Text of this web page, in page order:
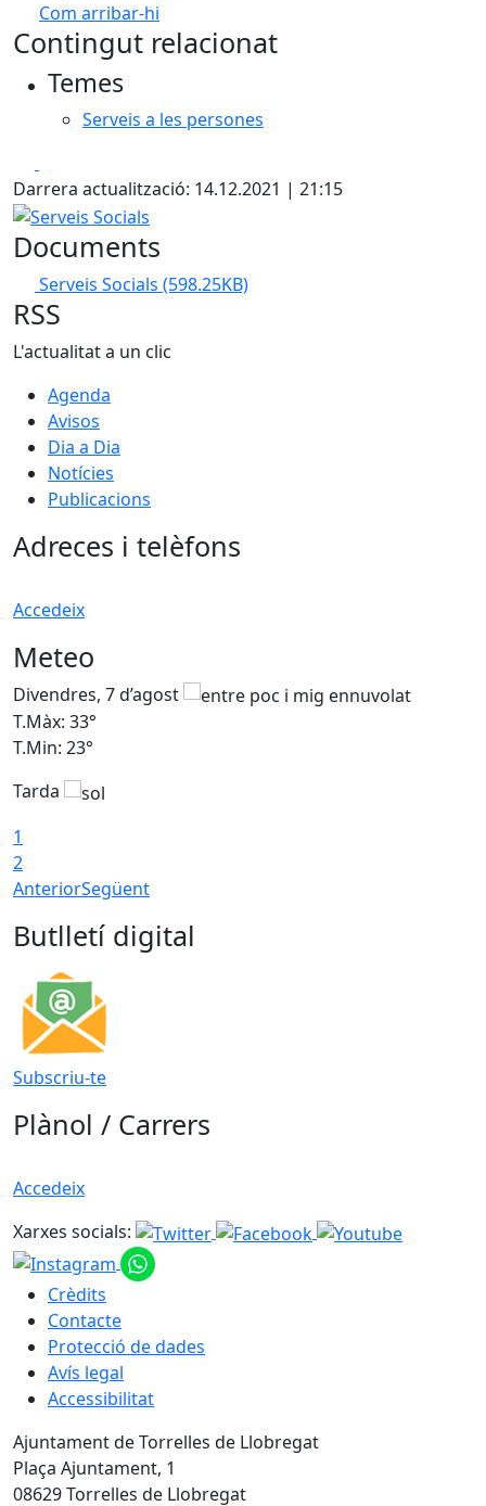
Com arribar-hi
+
Contingut relacionat
Temes
Serveis a les persones
Darrera actualització: 14.12.2021 | 21:15
Serveis Socials
Documents
Serveis Socials (598.25KB)
RSS
L'actualitat a un clic
Agenda
Avisos
Dia a Dia
Notícies
Publicacions
Adreces i telèfons
Accedeix
Meteo
Divendres, 7 d’agost
T.Màx: 33°
T.Min: 23°
Tarda
1
2
AnteriorSegüent
Butlletí digital
Subscriu-te
Plànol / Carrers
Accedeix
Xarxes socials:
Crèdits
Contacte
Protecció de dades
Avís legal
Accessibilitat
Ajuntament de Torrelles de Llobregat
Plaça Ajuntament, 1
08629 Torrelles de Llobregat